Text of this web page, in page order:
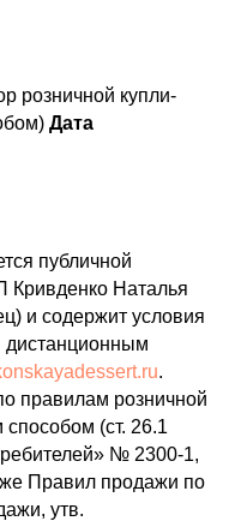
розничной купли-
Дата
публичной
Кривденко Наталья
и содержит условия
дистанционным
.
правилам розничной
(ст. 26.1
№ 2300-1,
Правил продажи по
утв.